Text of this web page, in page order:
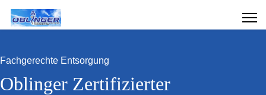
Fachgerechte Entsorgung
Oblinger Zertifizierter